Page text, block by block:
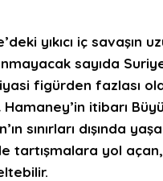
yıkıcı iç savaşın
sayıda
figürden fazlası
Hamaney’in itibarı
sınırları dışında
tartışmalara yol